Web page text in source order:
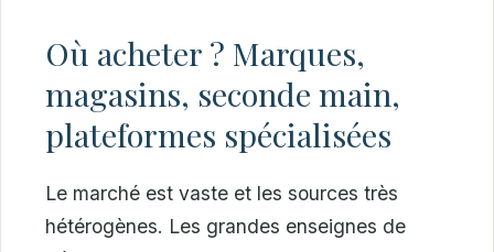
Où acheter ? Marques,
magasins, seconde main,
plateformes spécialisées
Le marché est vaste et les sources très
hétérogènes. Les grandes enseignes de